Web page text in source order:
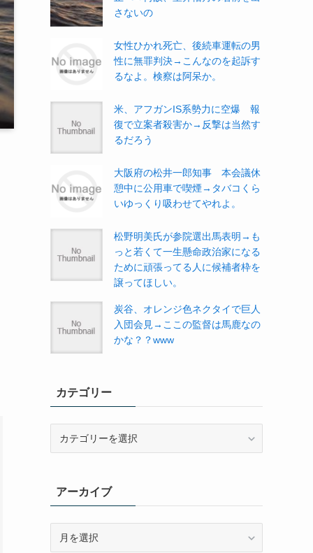
さないの
女性ひかれ死亡、後続車運転の男
性に無罪判決→こんなのを起訴す
るなよ。検察は阿呆か。
米、アフガンIS系勢力に空爆 報
復で立案者殺害か→反撃は当然す
るだろう
大阪府の松井一郎知事 本会議休
憩中に公用車で喫煙→タバコくら
いゆっくり吸わせてやれよ。
松野明美氏が参院選出馬表明→も
っと若くて一生懸命政治家になる
ために頑張ってる人に候補者枠を
譲ってほしい。
炭谷、オレンジ色ネクタイで巨人
入団会見→ここの監督は馬鹿なの
かな？？www
カテゴリー
ーアーカイブ